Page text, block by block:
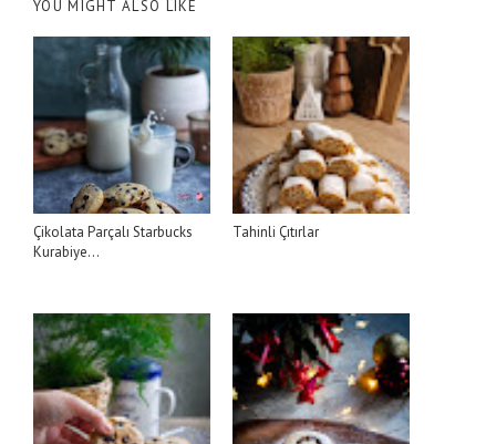
YOU MIGHT ALSO LIKE
Çikolata Parçalı Starbucks
Kurabiye...
Tahinli Çıtırlar